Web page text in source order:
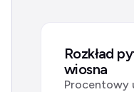
Rozkład
wiosna
Procentowy